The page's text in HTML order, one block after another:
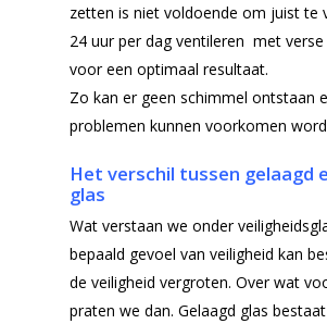
zetten is niet voldoende om juist te
24 uur per dag ventileren met
voor een optimaal resultaat.
Zo kan er geen schimmel ontstaan
problemen kunnen voorkomen
Het verschil tussen gelaagd
glas
Wat verstaan we onder
bepaald gevoel van veiligheid kan
de veiligheid vergroten. Over wat
praten we dan. Gelaagd glas